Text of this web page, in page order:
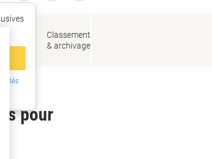
dès
Classement
& archivage
pour